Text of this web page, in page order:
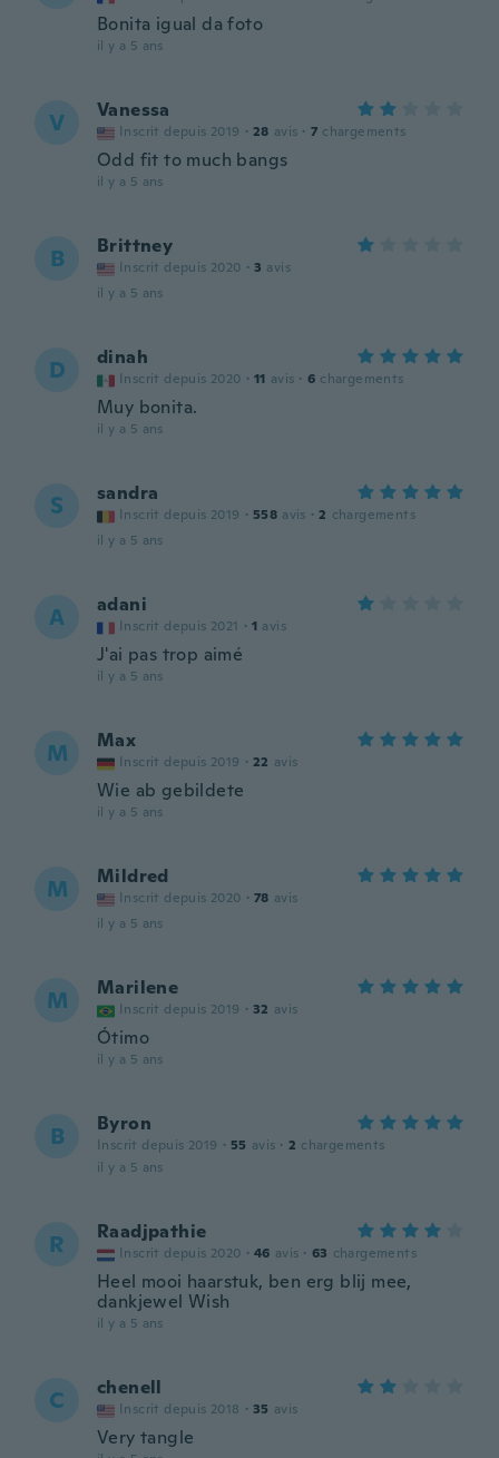
Bonita igual da foto
il y a 5 ans
V Vanessa
Inscrit depuis 2019 · 28 avis · 7 chargements
Odd fit to much bangs
il y a 5 ans
B Brittney
Inscrit depuis 2020 · 3 avis
il y a 5 ans
D dinah
Inscrit depuis 2020 · 11 avis · 6 chargements
Muy bonita.
il y a 5 ans
S sandra
Inscrit depuis 2019 · 558 avis · 2 chargements
il y a 5 ans
A adani
Inscrit depuis 2021 · 1 avis
J'ai pas trop aimé
il y a 5 ans
M Max
Inscrit depuis 2019 · 22 avis
Wie ab gebildete
il y a 5 ans
M Mildred
Inscrit depuis 2020 · 78 avis
il y a 5 ans
M Marilene
Inscrit depuis 2019 · 32 avis
Ótimo
il y a 5 ans
B Byron
Inscrit depuis 2019 · 55 avis · 2 chargements
il y a 5 ans
R Raadjpathie
Inscrit depuis 2020 · 46 avis · 63 chargements
Heel mooi haarstuk, ben erg blij mee,
dankjewel Wish
il y a 5 ans
C chenell
Inscrit depuis 2018 · 35 avis
Very tangle